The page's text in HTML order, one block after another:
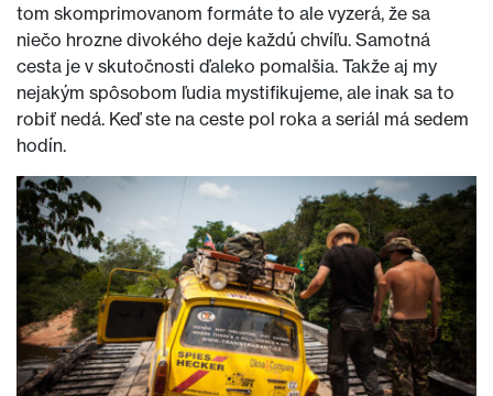
tom skomprimovanom formáte to ale vyzerá, že sa
niečo hrozne divokého deje každú chvíľu. Samotná
cesta je v skutočnosti ďaleko pomalšia. Takže aj my
nejakým spôsobom ľudia mystifikujeme, ale inak sa to
robiť nedá. Keď ste na ceste pol roka a seriál má sedem
hodín.